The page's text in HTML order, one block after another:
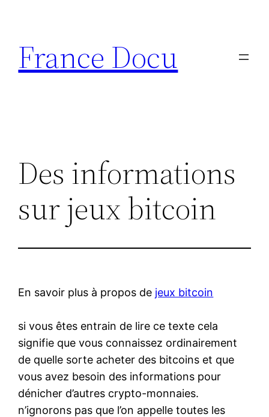
contenu
France Docu
Des informations
sur jeux bitcoin
En savoir plus à propos de jeux bitcoin
si vous êtes entrain de lire ce texte cela
signifie que vous connaissez ordinairement
de quelle sorte acheter des bitcoins et que
vous avez besoin des informations pour
dénicher d’autres crypto-monnaies.
n’ignorons pas que l’on appelle toutes les